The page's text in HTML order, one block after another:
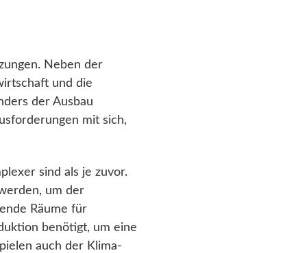
Neben der
und die
der Ausbau
mit sich,
sind als je zuvor.
um der
Räume für
benötigt, um eine
auch der Klima-